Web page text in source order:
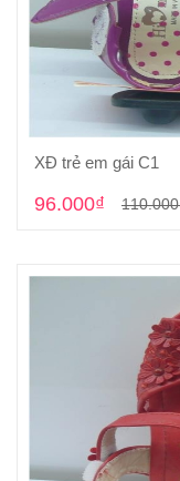
XĐ trẻ em gái C1
96.000₫